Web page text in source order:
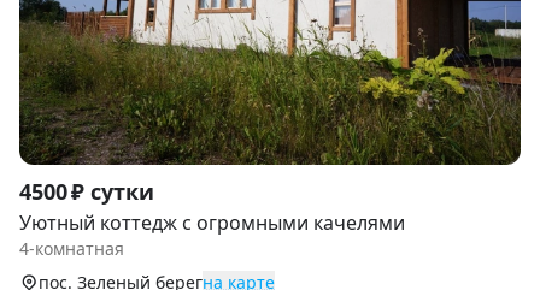
Item
1
of
4500 ₽ сутки
Уютный коттедж с огромными качелями
4-комнатная
пос. Зеленый берегна карте